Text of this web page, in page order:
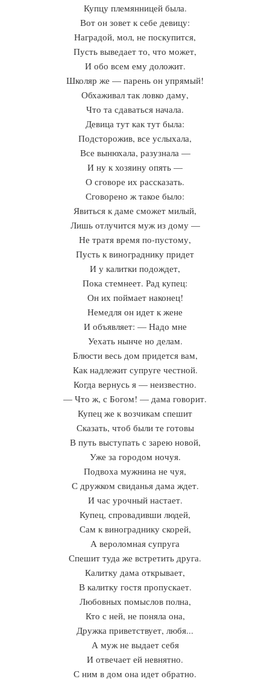
Купцу племянницей была.
Вот он зовет к себе девицу:
Наградой, мол, не поскупится,
Пусть выведает то, что может,
И обо всем ему доложит.
Школяр же — парень он упрямый!
Обхаживал так ловко даму,
Что та сдаваться начала.
Девица тут как тут была:
Подсторожив, все услыхала,
Все вынюхала, разузнала —
И ну к хозяину опять —
О сговоре их рассказать.
Сговорено ж такое было:
Явиться к даме сможет милый,
Лишь отлучится муж из дому —
Не тратя время по-пустому,
Пусть к винограднику придет
И у калитки подождет,
Пока стемнеет. Рад купец:
Он их поймает наконец!
Немедля он идет к жене
И объявляет: — Надо мне
Уехать нынче но делам.
Блюсти весь дом придется вам,
Как надлежит супруге честной.
Когда вернусь я — неизвестно.
— Что ж, с Богом! — дама говорит.
Купец же к возчикам спешит
Сказать, чтоб были те готовы
В путь выступать с зарею новой,
Уже за городом ночуя.
Подвоха мужнина не чуя,
С дружком свиданья дама ждет.
И час урочный настает.
Купец, спровадивши людей,
Сам к винограднику скорей,
А вероломная супруга
Спешит туда же встретить друга.
Калитку дама открывает,
В калитку гостя пропускает.
Любовных помыслов полна,
Кто с ней, не поняла она,
Дружка приветствует, любя...
А муж не выдает себя
И отвечает ей невнятно.
С ним в дом она идет обратно.